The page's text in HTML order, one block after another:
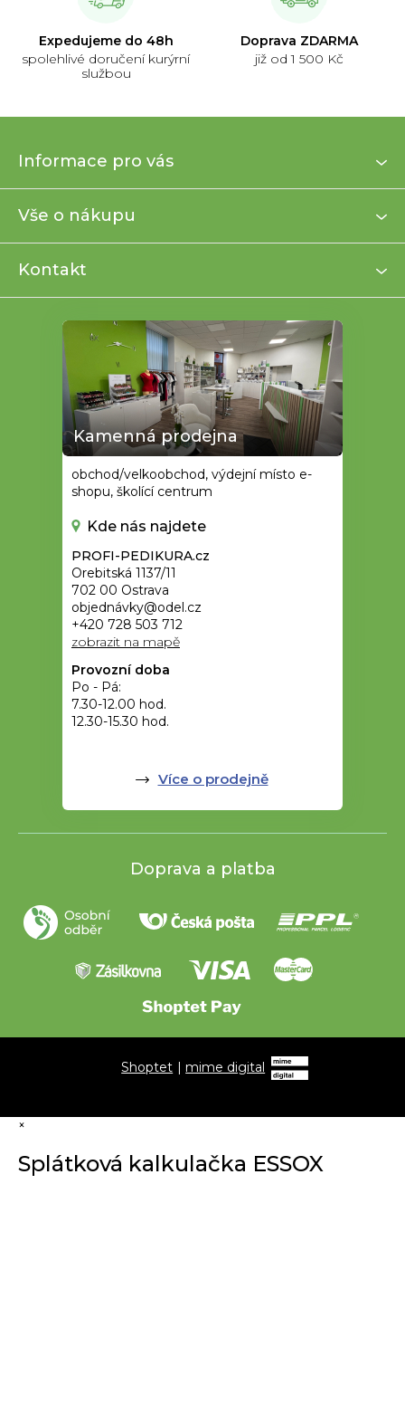
Expedujeme do 48h
spolehlivé doručení kurýrní
službou
Doprava ZDARMA
již od 1 500 Kč
p
t
Informace pro vás
Vše o nákupu
Kontakt
Kamenná prodejna
obchod/velkoobchod, výdejní místo e-
shopu, školící centrum
Kde nás najdete
PROFI-PEDIKURA.cz
Orebitská 1137/11
702 00 Ostrava
objednávky@odel.cz
+420 728 503 712
zobrazit na mapě
Provozní doba
Po - Pá:
7.30-12.00 hod.
12.30-15.30 hod.
Více o prodejně
Doprava a platba
Shoptet |mime digital
×
Splátková kalkulačka ESSOX